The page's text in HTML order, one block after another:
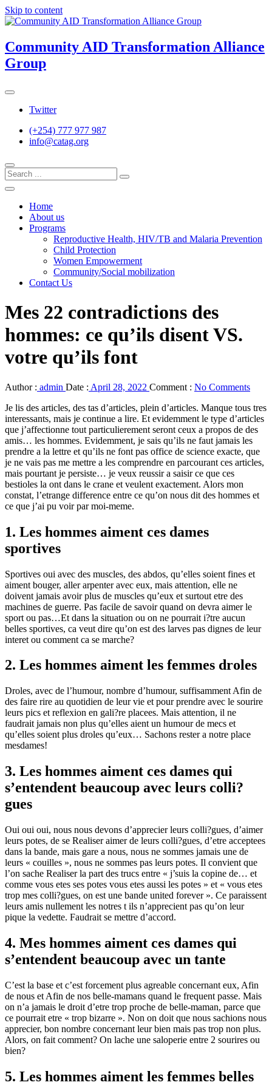
Skip to content
Community AID Transformation Alliance
Group
Twitter
(+254) 777 977 987
info@catag.org
Home
About us
Programs
Reproductive Health, HIV/TB and Malaria Prevention
Child Protection
Women Empowerment
Community/Social mobilization
Contact Us
Mes 22 contradictions des
hommes: ce qu’ils disent VS.
votre qu’ils font
Author : admin Date : April 28, 2022 Comment : No Comments
Je lis des articles, des tas d’articles, plein d’articles. Manque tous tres
interessants, mais je continue a lire. Et evidemment le type d’articles
que j’affectionne tout particulierement seront ceux a propos de des
amis… les hommes. Evidemment, je sais qu’ils ne faut jamais les
prendre a la lettre et qu’ils ne font pas office de science exacte, que
je ne vais pas me mettre a les comprendre en parcourant ces articles,
mais pourtant je persiste… je veux reussir a saisir ce que ces
bestioles la ont dans le crane et veulent exactement. Alors mon
constat, l’etrange difference entre ce qu’on nous dit des hommes et
ce que j’ai pu voir par moi-meme.
1. Les hommes aiment ces dames
sportives
Sportives oui avec des muscles, des abdos, qu’elles soient fines et
aiment bouger, aller arpenter avec eux, mais attention, elle ne
doivent jamais avoir plus de muscles qu’eux et surtout etre des
machines de guerre. Pas facile de savoir quand on devra aimer le
sport ou pas…Et dans la situation ou on ne pourrait i?tre aucun
belles sportives, ca veut dire qu’on est des larves pas dignes de leur
interet ou comment ca se marche?
2. Les hommes aiment les femmes droles
Droles, avec de l’humour, nombre d’humour, suffisamment Afin de
des faire rire au quotidien de leur vie et pour prendre avec le sourire
leurs pics et reflexion en gali?re placees. Mais attention, il ne
faudrait jamais non plus qu’elles aient un humour de mecs et
qu’elles soient plus droles qu’eux… Sachons rester a notre place
mesdames!
3. Les hommes aiment ces dames qui
s’entendent beaucoup avec leurs colli?
gues
Oui oui oui, nous nous devons d’apprecier leurs colli?gues, d’aimer
leurs potes, de se Realiser aimer de leurs colli?gues, d’etre acceptees
dans la bande, mais gare a nous, nous ne sommes jamais une de
leurs « couilles », nous ne sommes pas leurs potes. Il convient que
l’on sache Realiser la part des trucs entre « j’suis la copine de… et
comme vous etes ses potes vous etes aussi les potes » et « vous etes
trop mes colli?gues, on est une bande united forever ». Ce paraissent
leurs amis nullement les notres t ils n’apprecient pas qu’on leur
pique la vedette. Faudrait se mettre d’accord.
4. Mes hommes aiment ces dames qui
s’entendent beaucoup avec un tante
C’est la base et c’est forcement plus agreable concernant eux, Afin
de nous et Afin de nos belle-mamans quand le frequent passe. Mais
on n’a jamais le droit d’etre trop proche de belle-maman, parce que
ce pourrait etre « trop bizarre ». Non on doit que nous sachions nous
apprecier, bon nombre concernant leur bien mais pas trop non plus.
Alors, on fait comment? On lache une saloperie entre 2 sourires ou
bien?
5. Les hommes aiment les femmes belles